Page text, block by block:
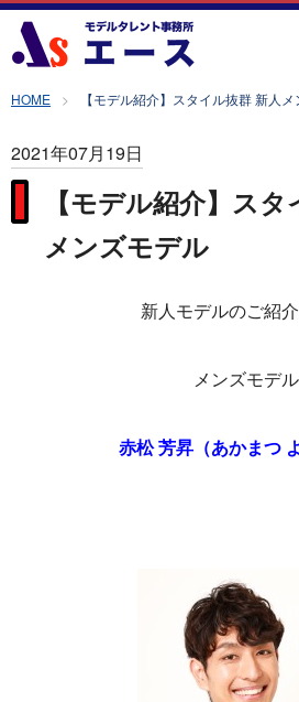
HOME 【モデル紹介】スタイル抜群 新人
2021年07月19日
【モデル紹介】ス
メンズモデル
新人モデルのご紹介
メンズモデル
赤松 芳昇（あかまつ